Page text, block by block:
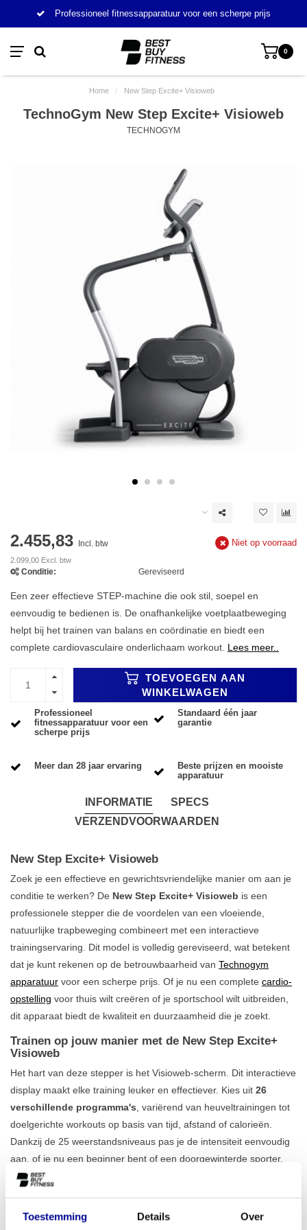
Toestemming Details Over
Professioneel fitnessapparatuur voor een scherpe prijs
0
Home / New Step Excite+ Visioweb
TechnoGym New Step Excite+ Visioweb
TECHNOGYM
2.455,83 Incl. btw
2.099,00 Excl. btw
Niet op voorraad
Conditie: Gereviseerd
Een zeer effectieve STEP-machine die ook stil, soepel en
eenvoudig te bedienen is. De onafhankelijke voetplaatbeweging
helpt bij het trainen van balans en coördinatie en biedt een
complete cardiovasculaire onderlichaam workout. Lees meer..
TOEVOEGEN AAN
WINKELWAGEN
Professioneel
fitnessapparatuur voor een
scherpe prijs
Standaard één jaar
garantie
Meer dan 28 jaar ervaring
Beste prijzen en mooiste
apparatuur
INFORMATIE
SPECS
VERZENDVOORWAARDEN
New Step Excite+ Visioweb
Zoek je een effectieve en gewrichtsvriendelijke manier om aan je
conditie te werken? De New Step Excite+ Visioweb is een
professionele stepper die de voordelen van een vloeiende,
natuurlijke trapbeweging combineert met een interactieve
trainingservaring. Dit model is volledig gereviseerd, wat betekent
dat je kunt rekenen op de betrouwbaarheid van Technogym
apparatuur voor een scherpe prijs. Of je nu een complete cardio-
opstelling voor thuis wilt creëren of je sportschool wilt uitbreiden,
dit apparaat biedt de kwaliteit en duurzaamheid die je zoekt.
Trainen op jouw manier met de New Step Excite+
Visioweb
Het hart van deze stepper is het Visioweb-scherm. Dit interactieve
display maakt elke training leuker en effectiever. Kies uit 26
verschillende programma's , variërend van heuveltrainingen tot
doelgerichte workouts op basis van tijd, afstand of calorieën.
Dankzij de 25 weerstandsniveaus pas je de intensiteit eenvoudig
aan, of je nu een beginner bent of een doorgewinterde sporter.
De beweging van de New Step Excite+ Visioweb is ontworpen om
uitstekende keuze is voor iedereen die effectief wil trainen. Bekijk